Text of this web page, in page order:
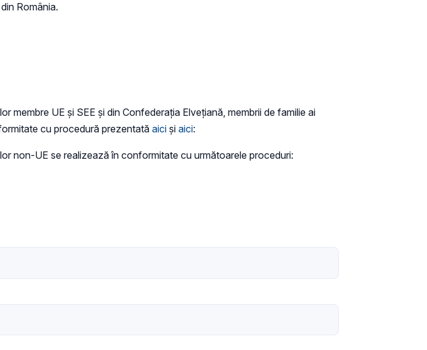
România.
UE şi SEE şi din Confederaţia Elveţiană, membrii de familie ai
cu procedură prezentată aici și aici:
non-UE se realizează în conformitate cu următoarele proceduri: